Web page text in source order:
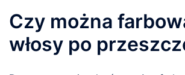
Czy można
włosy po